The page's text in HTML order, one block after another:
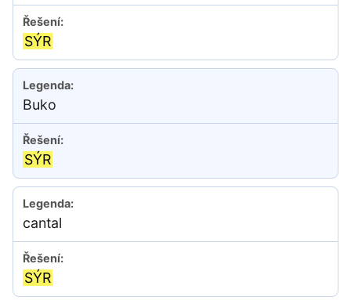
SÝR
Buko
SÝR
cantal
SÝR